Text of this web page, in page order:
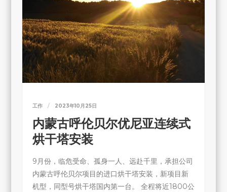
工作 2023年10月25日
内蒙古呼伦贝尔优尼亚连续式
烘干塔安装
9月份，临危受命、孤身一人、远赴千里，承担公司
内蒙古呼伦贝尔项目的进口烘干塔安装，新项目新
机型，同型号烘干塔国内第一台。 全程将近1800公